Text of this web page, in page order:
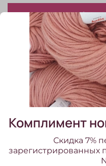
В
В избранное
Добавить в
Air (4216/Коралловый)
Характеристики
50
Комплимент
Скидка 7%
зарегистрированных